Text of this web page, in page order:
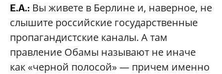
Е.А.: Вы живете в Берлине и, наверное, не
слышите российские государственные
пропагандистские каналы. А там
правление Обамы называют не иначе
как «черной полосой» — причем именно